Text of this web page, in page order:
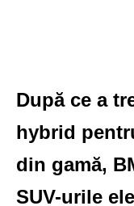
După ce a
hybrid
din gamă,
SUV-urile